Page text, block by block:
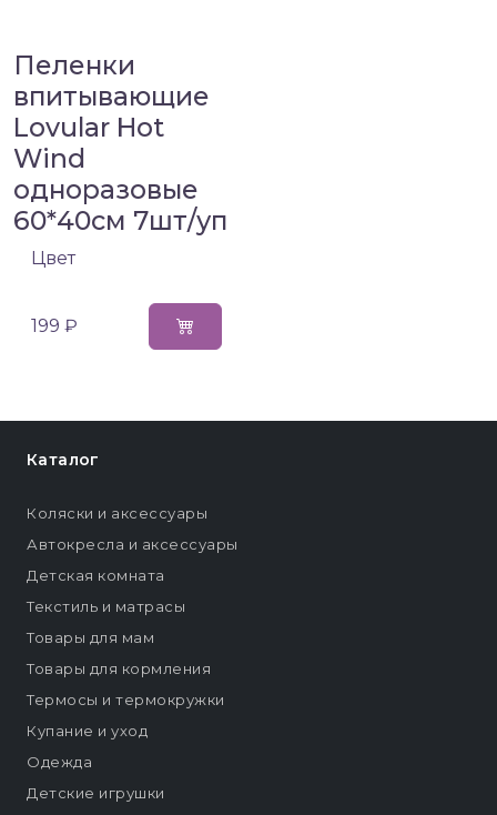
Пеленки
впитывающие
Lovular Hot
Wind
одноразовые
60*40см 7шт/уп
Цвет
199 ₽
Каталог
Коляски и аксессуары
Автокресла и аксессуары
Детская комната
Текстиль и матрасы
Товары для мам
Товары для кормления
Термосы и термокружки
Купание и уход
Одежда
Детские игрушки